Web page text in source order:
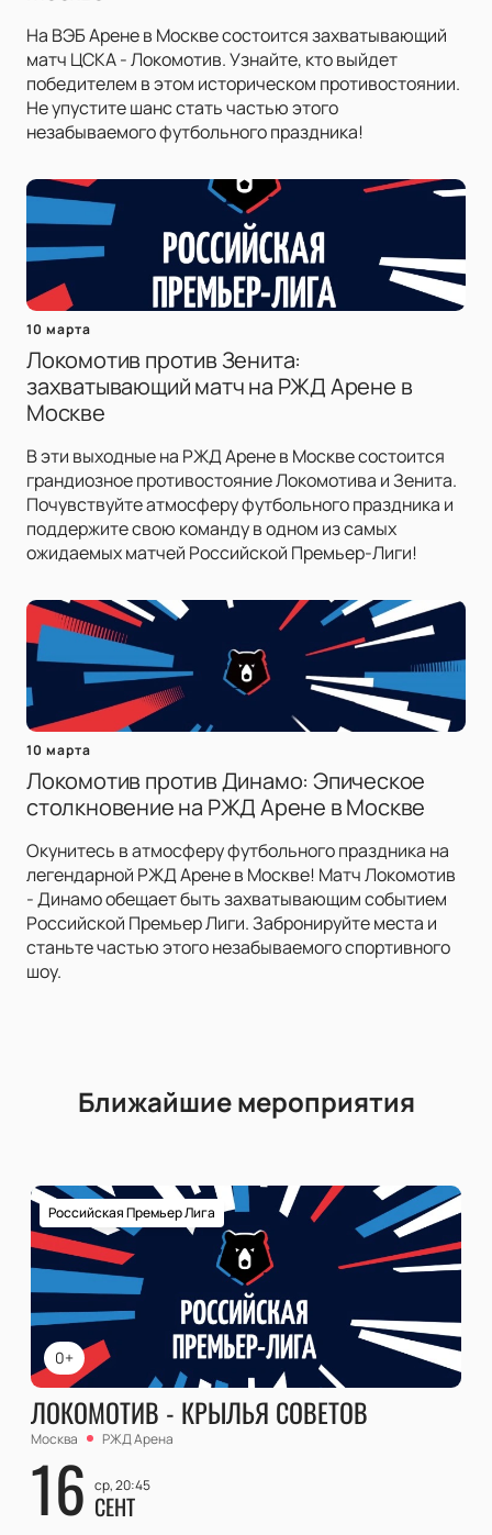
На ВЭБ Арене в Москве состоится захватывающий
матч ЦСКА - Локомотив. Узнайте, кто выйдет
победителем в этом историческом противостоянии.
Не упустите шанс стать частью этого
незабываемого футбольного праздника!
10 марта
Локомотив против Зенита:
захватывающий матч на РЖД Арене в
Москве
В эти выходные на РЖД Арене в Москве состоится
грандиозное противостояние Локомотива и Зенита.
Почувствуйте атмосферу футбольного праздника и
поддержите свою команду в одном из самых
ожидаемых матчей Российской Премьер-Лиги!
10 марта
Локомотив против Динамо: Эпическое
столкновение на РЖД Арене в Москве
Окунитесь в атмосферу футбольного праздника на
легендарной РЖД Арене в Москве! Матч Локомотив
- Динамо обещает быть захватывающим событием
Российской Премьер Лиги. Забронируйте места и
станьте частью этого незабываемого спортивного
шоу.
Ближайшие мероприятия
0+
Российская Премьер Лига
ЛОКОМОТИВ - КРЫЛЬЯ СОВЕТОВ
Москва РЖД Арена
16 ср, 20:45
СЕНТ